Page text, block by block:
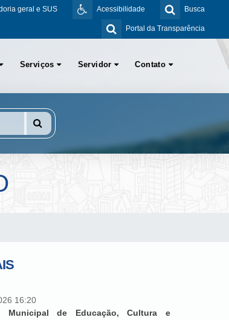
Busca
Acessibilidade
geral e SUS
Portal da Transparência
Serviços Servidor Contato
16:20
Municipal de Educação, Cultura e